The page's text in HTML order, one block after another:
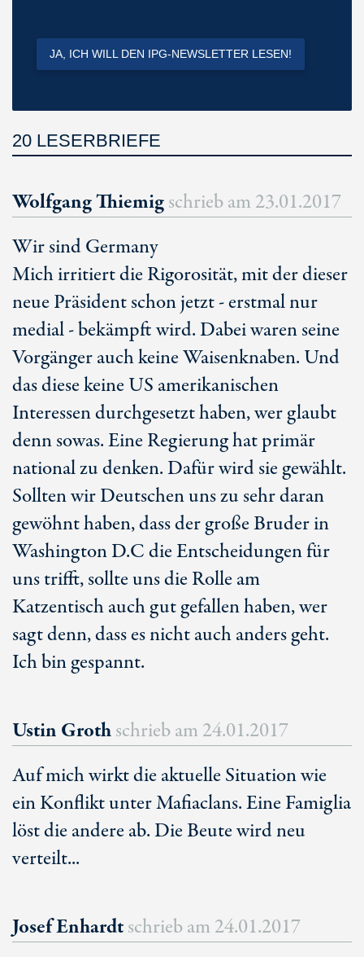
JA, ICH WILL DEN IPG-NEWSLETTER LESEN!
20 LESERBRIEFE
Wolfgang Thiemigschrieb am 23.01.2017
Wir sind Germany
Mich irritiert die Rigorosität, mit der dieser
neue Präsident schon jetzt - erstmal nur
medial - bekämpft wird. Dabei waren seine
Vorgänger auch keine Waisenknaben. Und
das diese keine US amerikanischen
Interessen durchgesetzt haben, wer glaubt
denn sowas. Eine Regierung hat primär
national zu denken. Dafür wird sie gewählt.
Sollten wir Deutschen uns zu sehr daran
gewöhnt haben, dass der große Bruder in
Washington D.C die Entscheidungen für
uns trifft, sollte uns die Rolle am
Katzentisch auch gut gefallen haben, wer
sagt denn, dass es nicht auch anders geht.
Ich bin gespannt.
Ustin Grothschrieb am 24.01.2017
Auf mich wirkt die aktuelle Situation wie
ein Konflikt unter Mafiaclans. Eine Famiglia
löst die andere ab. Die Beute wird neu
verteilt...
Josef Enhardtschrieb am 24.01.2017